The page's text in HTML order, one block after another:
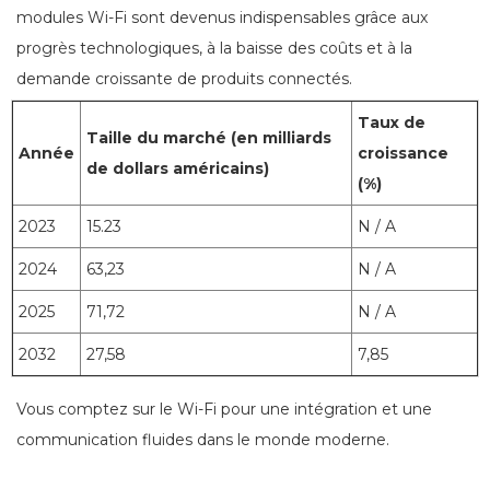
modules Wi-Fi sont devenus indispensables grâce aux
progrès technologiques, à la baisse des coûts et à la
demande croissante de produits connectés.
Année
Taille du marché (en milliards
de dollars américains)
Taux de
croissance
(%)
2023 15.23 N / A
2024 63,23 N / A
2025 71,72 N / A
2032 27,58 7,85
Vous comptez sur le Wi-Fi pour une intégration et une
communication fluides dans le monde moderne.